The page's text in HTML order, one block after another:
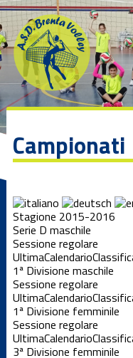
Campionati
Stagione 2015-2016
Serie D maschile
Sessione regolare
UltimaCalendario
1ª Divisione maschile
Sessione regolare
UltimaCalendario
1ª Divisione femminile
Sessione regolare
UltimaCalendario
3ª Divisione femminile